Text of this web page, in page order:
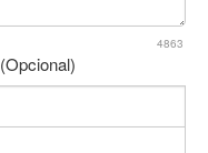
4863
(Opcional)